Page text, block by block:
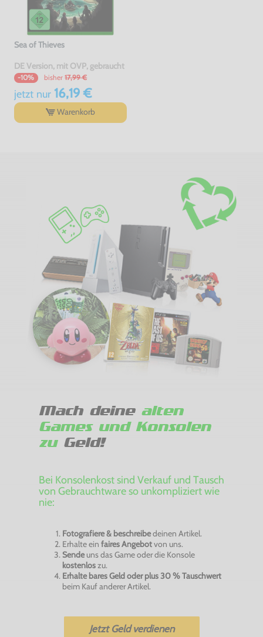
Sea of Thieves
DE Version, mit OVP, gebraucht
-10% bisher 17,99 €
jetzt nur16,19 €
Warenkorb
Mach deine alten
Games und Konsolen
zuGeld!
Bei Konsolenkost sind Verkauf und Tausch
von Gebrauchtware so unkompliziert wie
nie:
Fotografiere & beschreibedeinen Artikel.
Erhalte ein faires Angebotvon uns.
Sendeuns das Game oder die Konsole
kostenloszu.
Erhalte bares Geld oder plus 30 % Tauschwert
beim Kauf anderer Artikel.
Jetzt Geld verdienen